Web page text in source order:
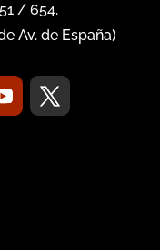
/ 654.
Av. de España)